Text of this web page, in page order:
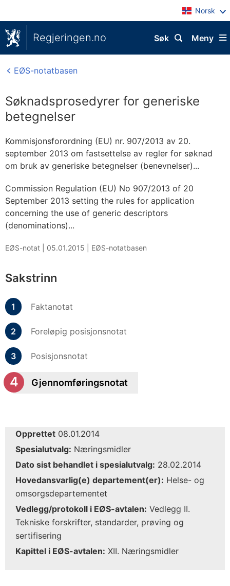
Norsk
Regjeringen.no Meny
Søk
EØS-notatbasen
Søknadsprosedyrer for generiske
betegnelser
Kommisjonsforordning (EU) nr. 907/2013 av 20.
september 2013 om fastsettelse av regler for søknad
om bruk av generiske betegnelser (benevnelser)...
Commission Regulation (EU) No 907/2013 of 20
September 2013 setting the rules for application
concerning the use of generic descriptors
(denominations)...
EØS-notat | 05.01.2015 EØS-notatbasen
Sakstrinn
Faktanotat
Foreløpig posisjonsnotat
Posisjonsnotat
Gjennomføringsnotat
Opprettet 08.01.2014
Spesialutvalg: Næringsmidler
Dato sist behandlet i spesialutvalg: 28.02.2014
Hovedansvarlig(e) departement(er): Helse- og
omsorgsdepartementet
Vedlegg/protokoll i EØS-avtalen: Vedlegg II.
Tekniske forskrifter, standarder, prøving og
sertifisering
Kapittel i EØS-avtalen: XII. Næringsmidler